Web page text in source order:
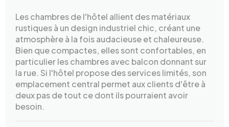
Les chambres de l'hôtel allient des matériaux
rustiques à un design industriel chic, créant une
atmosphère à la fois audacieuse et chaleureuse.
Bien que compactes, elles sont confortables, en
particulier les chambres avec balcon donnant sur
la rue. Si l'hôtel propose des services limités, son
emplacement central permet aux clients d'être à
deux pas de tout ce dont ils pourraient avoir
besoin.